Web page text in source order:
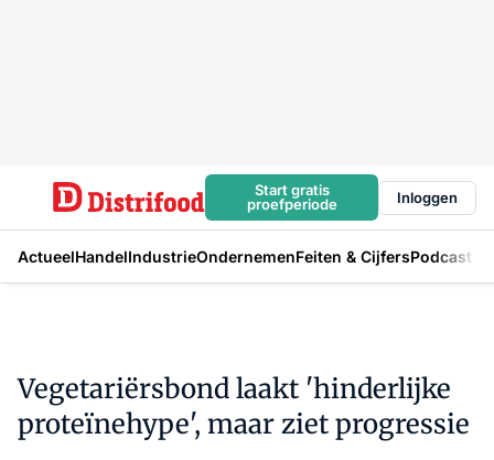
Start gratis
proefperiode
Inloggen
ActueelHandelIndustrieOndernemenFeiten & CijfersPodcast
Vegetariërsbond laakt 'hinderlijke
proteïnehype', maar ziet progressie